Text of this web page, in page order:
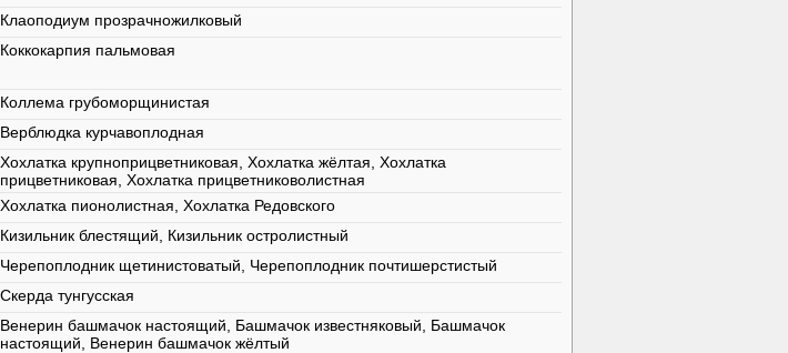
Клаоподиум прозрачножилковый
Коккокарпия пальмовая
Коллема грубоморщинистая
Верблюдка курчавоплодная
Хохлатка крупноприцветниковая, Хохлатка жёлтая, Хохлатка
прицветниковая, Хохлатка прицветниковолистная
Хохлатка пионолистная, Хохлатка Редовского
Кизильник блестящий, Кизильник остролистный
Черепоплодник щетинистоватый, Черепоплодник почтишерстистый
Скерда тунгусская
Венерин башмачок настоящий, Башмачок известняковый, Башмачок
настоящий, Венерин башмачок жёлтый